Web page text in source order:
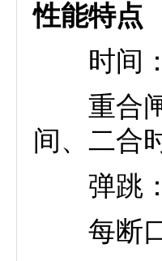
性能特点
时间：
重合闸
间、二合
弹跳：
每断口